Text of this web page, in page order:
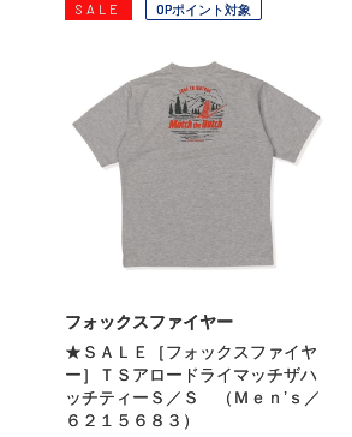
SALE OPポイント対象
フォックスファイヤー
★ＳＡＬＥ［フォックスファイヤ
ー］ＴＳアロードライマッチザハ
ッチティーＳ／Ｓ （Ｍｅｎ’ｓ／
６２１５６８３）